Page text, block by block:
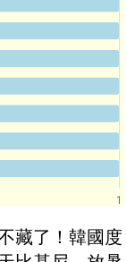
1
藏了！韓國度